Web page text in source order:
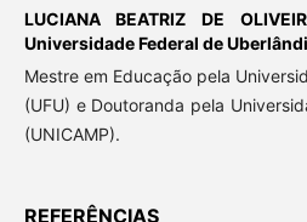
LUCIANA BEATRIZ DE
Universidade Federal de
Mestre em Educação pela
(UFU) e Doutoranda pela
(UNICAMP).
REFERÊNCIAS